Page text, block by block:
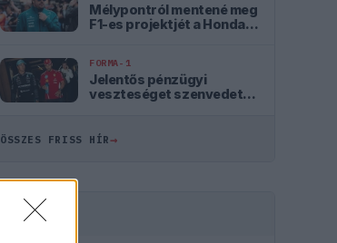
Mélypontról mentené meg
F1-es projektjét a Honda a
FORMA-1
Jelentős pénzügyi
veszteséget szenvedett
ÖSSZES FRISS HÍR→
HIRDETÉS